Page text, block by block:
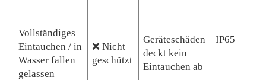
Vollständiges
Eintauchen / in
Wasser fallen
gelassen
❌ Nicht
geschützt
Geräteschäden – IP65
deckt kein
Eintauchen ab